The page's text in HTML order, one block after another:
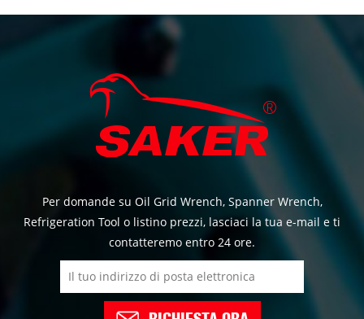
Per domande su Oil Grid Wrench, Spanner Wrench,
Refrigeration Tool o listino prezzi, lasciaci la tua e-mail e ti
contatteremo entro 24 ore.
RICHIESTA ORA